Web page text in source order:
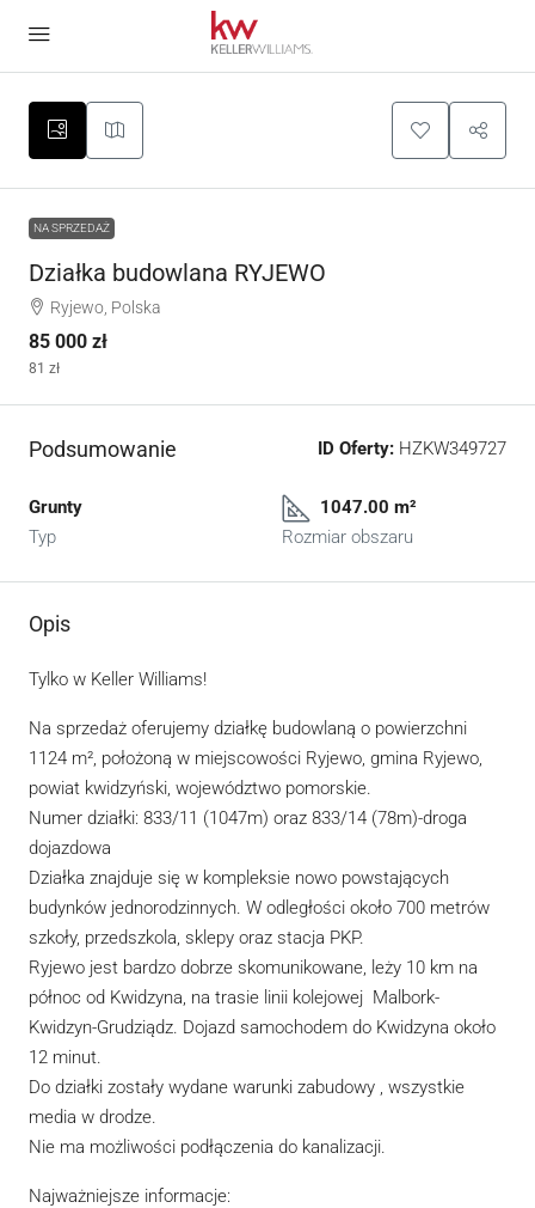
NA SPRZEDAŻ
Działka budowlana RYJEWO
Ryjewo, Polska
85 000 zł
81 zł
Podsumowanie ID Oferty: HZKW349727
Grunty
Typ
1047.00 m²
Rozmiar obszaru
Opis
Tylko w Keller Williams!
Na sprzedaż oferujemy działkę budowlaną o powierzchni
1124 m², położoną w miejscowości Ryjewo, gmina Ryjewo,
powiat kwidzyński, województwo pomorskie.
Numer działki: 833/11 (1047m) oraz 833/14 (78m)-droga
dojazdowa
Działka znajduje się w kompleksie nowo powstających
budynków jednorodzinnych. W odległości około 700 metrów
szkoły, przedszkola, sklepy oraz stacja PKP.
Ryjewo jest bardzo dobrze skomunikowane, leży 10 km na
północ od Kwidzyna, na trasie linii kolejowej Malbork-
Kwidzyn-Grudziądz. Dojazd samochodem do Kwidzyna około
12 minut.
Do działki zostały wydane warunki zabudowy , wszystkie
media w drodze.
Nie ma możliwości podłączenia do kanalizacji.
Najważniejsze informacje: